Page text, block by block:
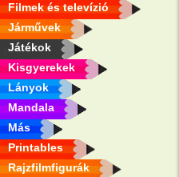
Filmek és televízió
Járművek
Játékok
Kisgyerekek
Lányok
Mandala
Más
Printables
Rajzfilmfigurák